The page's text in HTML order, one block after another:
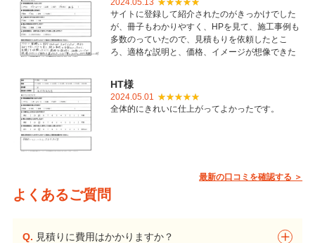
2024.05.13
サイトに登録して紹介されたのがきっかけでした
が、冊子もわかりやすく、HPを見て、施工事例も
多数のっていたので、見積もりを依頼したとこ
ろ、適格な説明と、価格、イメージが想像できた
いただき感謝しています。
HT様
2024.05.01
全体的にきれいに仕上がってよかったです。
最新の口コミを確認する ＞
よくあるご質問
Q. 見積りに費用はかかりますか？